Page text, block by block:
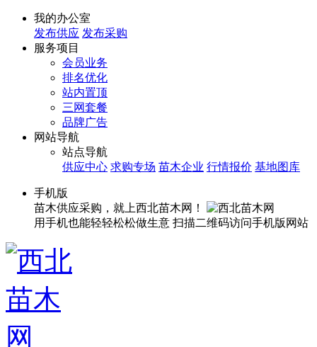
我的办公室
发布供应 发布采购
服务项目
会员业务
排名优化
站内置顶
三网套餐
品牌广告
网站导航
站点导航
供应中心 求购专场 苗木企业 行情报价 基地图库
手机版
苗木供应采购，就上西北苗木网！
用手机也能轻轻松松做生意 扫描二维码访问手机版网站